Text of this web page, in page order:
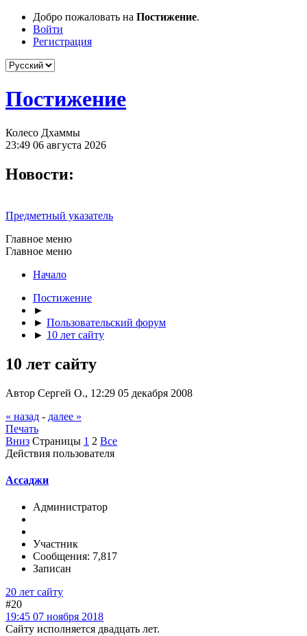
Добро пожаловать на Постижение.
Войти
Регистрация
Постижение
Колесо Дхаммы
23:49 06 августа 2026
Новости:
Предметный указатель
Главное меню
Главное меню
Начало
Постижение
►
► Пользовательский форум
► 10 лет сайту
10 лет сайту
Автор Сергей О., 12:29 05 декабря 2008
« назад - далее »
Печать
Вниз Страницы 1 2 Все
Действия пользователя
Ассаджи
Администратор
Участник
Сообщения: 7,817
Записан
20 лет сайту
#20
19:45 07 ноября 2018
Сайту исполняется двадцать лет.